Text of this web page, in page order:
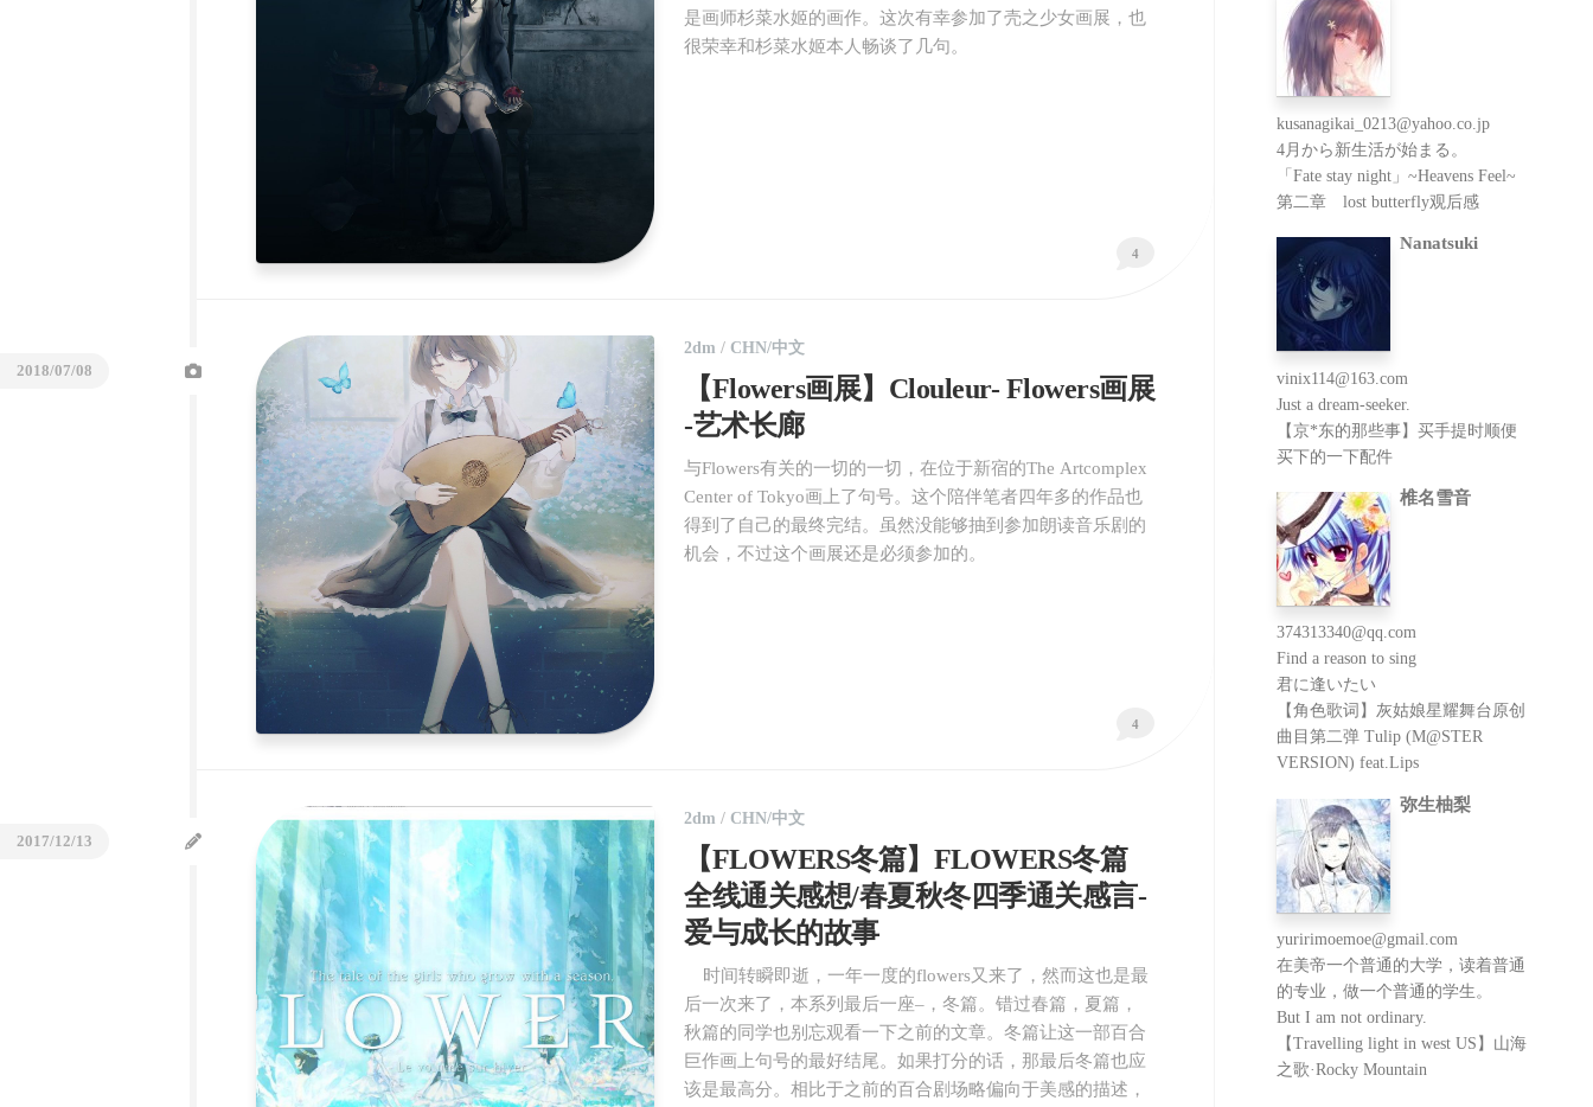
是画师杉菜水姬的画作。这次有幸参加了壳之少女画展，也
很荣幸和杉菜水姬本人畅谈了几句。
4
2dm / CHN/中文
【Flowers画展】Clouleur- Flowers画展
-艺术长廊
与Flowers有关的一切的一切，在位于新宿的The Artcomplex
Center of Tokyo画上了句号。这个陪伴笔者四年多的作品也
得到了自己的最终完结。虽然没能够抽到参加朗读音乐剧的
机会，不过这个画展还是必须参加的。
4
2018/07/08
2dm / CHN/中文
【FLOWERS冬篇】FLOWERS冬篇
全线通关感想/春夏秋冬四季通关感言-
爱与成长的故事
时间转瞬即逝，一年一度的flowers又来了，然而这也是最
后一次来了，本系列最后一座–，冬篇。错过春篇，夏篇，
秋篇的同学也别忘观看一下之前的文章。冬篇让这一部百合
巨作画上句号的最好结尾。如果打分的话，那最后冬篇也应
该是最高分。相比于之前的百合剧场略偏向于美感的描述，
2017/12/13
kusanagikai_0213@yahoo.co.jp
4月から新生活が始まる。
「Fate stay night」~Heavens Feel~
第二章 lost butterfly观后感
Nanatsuki
vinix114@163.com
Just a dream-seeker.
【京*东的那些事】买手提时顺便
买下的一下配件
椎名雪音
374313340@qq.com
Find a reason to sing
君に逢いたい
【角色歌词】灰姑娘星耀舞台原创
曲目第二弹 Tulip (M@STER
VERSION) feat.Lips
弥生柚梨
yuririmoemoe@gmail.com
在美帝一个普通的大学，读着普通
的专业，做一个普通的学生。
But I am not ordinary.
【Travelling light in west US】山海
之歌·Rocky Mountain